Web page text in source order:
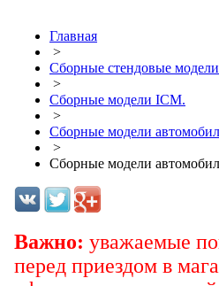
Главная
>
Сборные стендовые
>
Сборные модели ICM.
>
Сборные модели
>
Сборные модели
Важно: уважаемые
перед приездом в